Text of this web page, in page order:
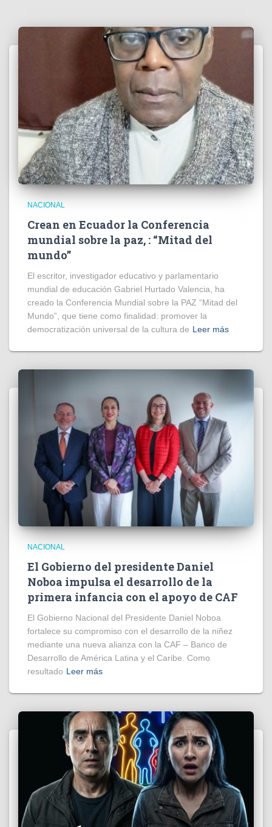
NACIONAL
Crean en Ecuador la Conferencia
mundial sobre la paz, : “Mitad del
mundo”
El escritor, investigador educativo y parlamentario
mundial de educación Gabriel Hurtado Valencia, ha
creado la Conferencia Mundial sobre la PAZ “Mitad del
Mundo”, que tiene como finalidad: promover la
democratización universal de la cultura de Leer más
NACIONAL
El Gobierno del presidente Daniel
Noboa impulsa el desarrollo de la
primera infancia con el apoyo de CAF
El Gobierno Nacional del Presidente Daniel Noboa
fortalece su compromiso con el desarrollo de la niñez
mediante una nueva alianza con la CAF – Banco de
Desarrollo de América Latina y el Caribe. Como
resultado Leer más